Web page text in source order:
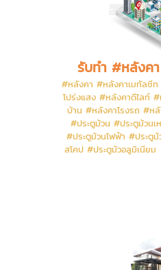
รับทำ #หลังค
#หลังคา #หลังคาเมทัลชี
โปร่งแสง #หลังคาดีไลท์
บ้าน #หลังคาโรงรถ #ห
#ประตูม้วน #ประตูม้วน
#ประตูม้วนไฟฟ้า #ประตู
สโคป #ประตูม้วอลูมิเนี